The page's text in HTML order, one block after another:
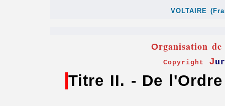
VOLTAIRE
Organisation
Copyright J
Titre II. - De